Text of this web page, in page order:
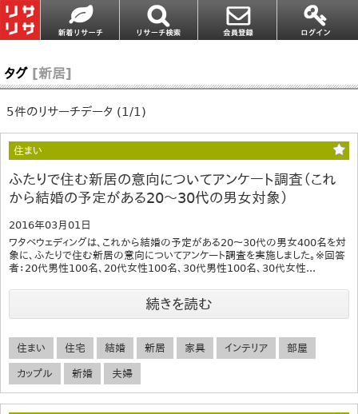
タグ [新居]
5件のリサーチデータ (1/1)
住まい
ふたりで住む新居の意向についてアンケート調査（これ
から結婚の予定がある20～30代の男女対象）
2016年03月01日
ワタベウェディングは、これから結婚の予定がある20～30代の男女400名を対
象に、ふたりで住む新居の意向についてアンケート調査を実施しました。※回答
者：20代男性100名、20代女性100名、30代男性100名、30代女性...
続きを読む
住まい 住宅 結婚 新居 家具 インテリア 部屋
カップル 新婚 夫婦